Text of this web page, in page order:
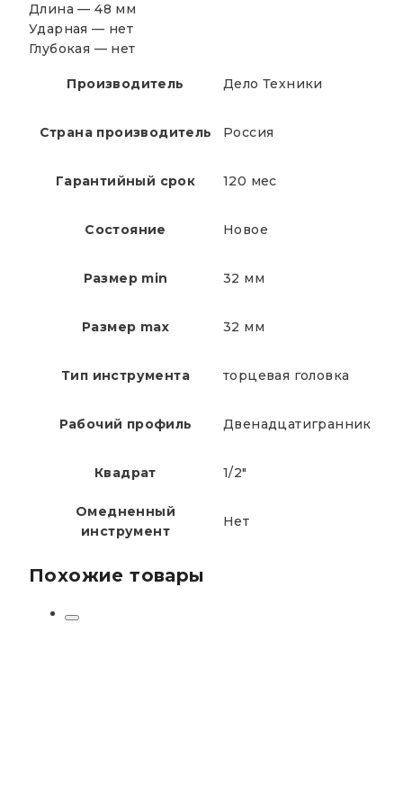
Длина — 48 мм
Ударная — нет
Глубокая — нет
Производитель Дело Техники
Страна производитель Россия
Гарантийный срок 120 мес
Состояние Новое
Размер min 32 мм
Размер max 32 мм
Тип инструмента торцевая головка
Рабочий профиль Двенадцатигранник
Квадрат 1/2"
Омедненный
инструмент
Нет
Похожие товары